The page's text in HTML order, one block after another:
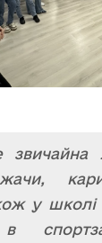
звичайна
у
в